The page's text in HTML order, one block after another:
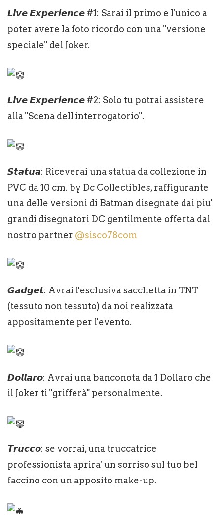
𝙇𝙞𝙫𝙚 𝙀𝙭𝙥𝙚𝙧𝙞𝙚𝙣𝙘𝙚 #1: Sarai il primo e l'unico a
poter avere la foto ricordo con una "versione
speciale" del Joker.
𝙇𝙞𝙫𝙚 𝙀𝙭𝙥𝙚𝙧𝙞𝙚𝙣𝙘𝙚 #2: Solo tu potrai assistere
alla "Scena dell'interrogatorio".
𝙎𝙩𝙖𝙩𝙪𝙖: Riceverai una statua da collezione in
PVC da 10 cm. by Dc Collectibles, raffigurante
una delle versioni di Batman disegnate dai piu'
grandi disegnatori DC gentilmente offerta dal
nostro partner @sisco78com
𝙂𝙖𝙙𝙜𝙚𝙩: Avrai l'esclusiva sacchetta in TNT
(tessuto non tessuto) da noi realizzata
appositamente per l'evento.
𝘿𝙤𝙡𝙡𝙖𝙧𝙤: Avrai una banconota da 1 Dollaro che
il Joker ti "grifferà" personalmente.
𝙏𝙧𝙪𝙘𝙘𝙤: se vorrai, una truccatrice
professionista aprira' un sorriso sul tuo bel
faccino con un apposito make-up.